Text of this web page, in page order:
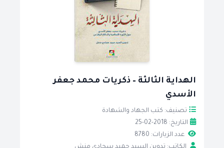
الهداية الثالثة – ذكريات محمد جعفر
الأسدي
تصنيف: كتب الجهاد والشهادة
التاريخ: 2018-02-25
عدد الزيارات: 8780